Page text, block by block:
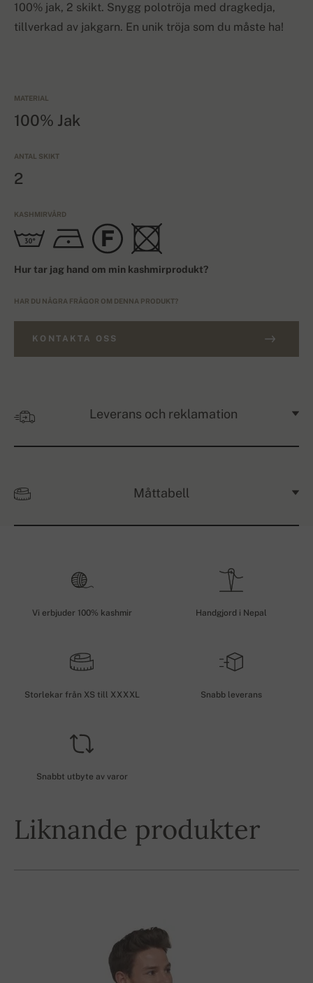
100% jak, 2 skikt. Snygg polotröja med dragkedja,
tillverkad av jakgarn. En unik tröja som du måste ha!
MATERIAL
100% Jak
ANTAL SKIKT
2
KASHMIRVÅRD
Hur tar jag hand om min kashmirprodukt?
HAR DU NÅGRA FRÅGOR OM DENNA PRODUKT?
KONTAKTA OSS
Leverans och reklamation
Måttabell
Vi erbjuder 100% kashmir Handgjord i Nepal
Storlekar från XS till XXXXL Snabb leverans
Snabbt utbyte av varor
Liknande produkter